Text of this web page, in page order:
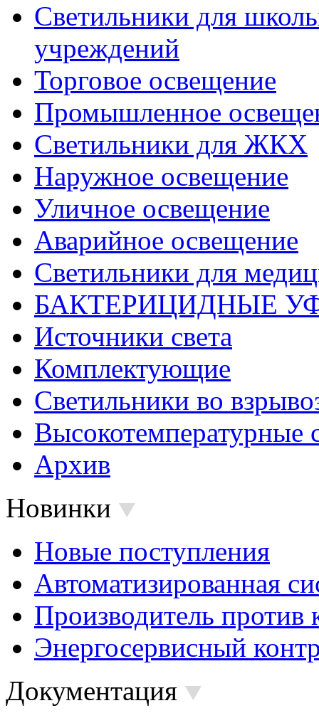
Светильники для
учреждений
Торговое освещение
Промышленное
Светильники для ЖКХ
Наружное освещение
Уличное освещение
Аварийное освещение
Светильники для
БАКТЕРИЦИДНЫЕ
Источники света
Комплектующие
Светильники во
Высокотемпературные
Архив
Новинки
Новые поступления
Автоматизированная
Производитель против
Энергосервисный
Документация